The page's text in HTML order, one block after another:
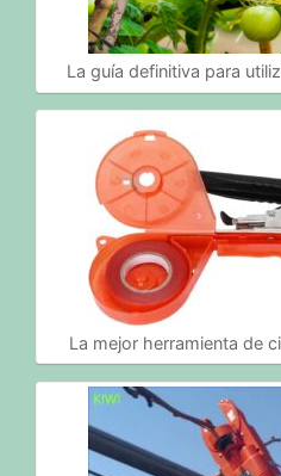
La guía definitiva para
La mejor herramienta de